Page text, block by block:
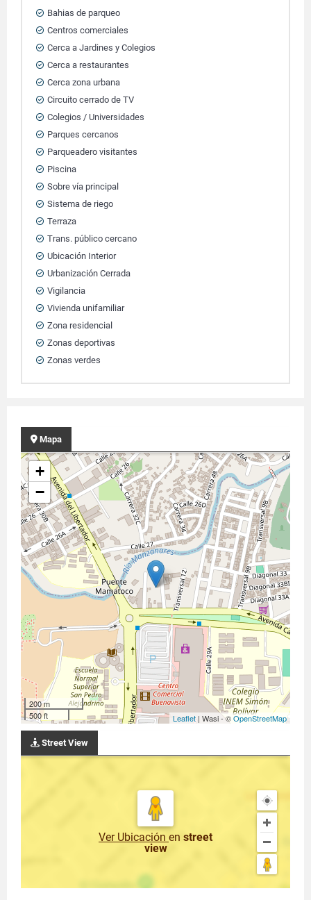
Bahias de parqueo
Centros comerciales
Cerca a Jardines y Colegios
Cerca a restaurantes
Cerca zona urbana
Circuito cerrado de TV
Colegios / Universidades
Parques cercanos
Parqueadero visitantes
Piscina
Sobre vía principal
Sistema de riego
Terraza
Trans. público cercano
Ubicación Interior
Urbanización Cerrada
Vigilancia
Vivienda unifamiliar
Zona residencial
Zonas deportivas
Zonas verdes
Mapa
+
−
200 m
500 ft
Leaflet | Wasi - ©OpenStreetMap
Street View
Ver Ubicación en street
view